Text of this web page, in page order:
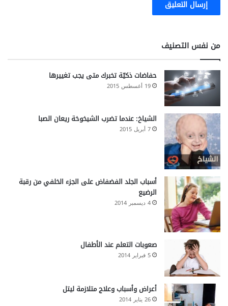
من نفس التصنيف
حفاضات ذكيّة تخبرك متى يجب تغييرها
19 أغسطس 2015
الشياخ: عندما تضرب الشيخوخة ريعان الصبا
7 أبريل 2015
أسباب الجلد الفضفاض على الجزء الخلفي من رقبة
الرضيع
4 ديسمبر 2014
صعوبات التعلم عند الأطفال
5 فبراير 2014
أعراض وأسباب وعلاج متلازمة ليتل
26 يناير 2014